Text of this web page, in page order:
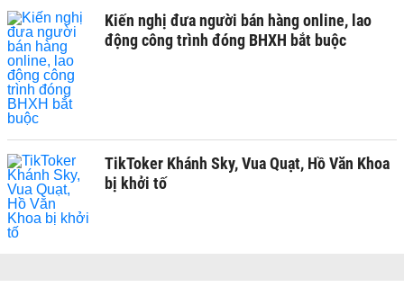
Kiến nghị đưa người bán hàng online, lao
động công trình đóng BHXH bắt buộc
TikToker Khánh Sky, Vua Quạt, Hồ Văn Khoa
bị khởi tố